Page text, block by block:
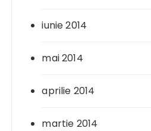
iunie 2014
mai 2014
aprilie 2014
martie 2014